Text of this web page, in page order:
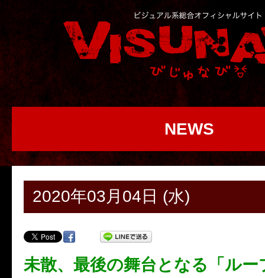
NEWS
2020年03月04日 (水)
未散、最後の舞台となる「ルー